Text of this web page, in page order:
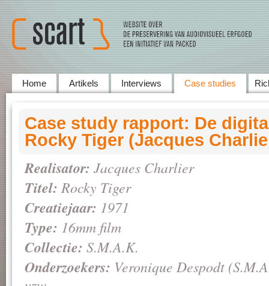
Home Artikels Interviews Case studies
Case study rapport: De
Rocky Tiger (Jacques
Realisator: Jacques Charlier
Titel: Rocky Tiger
Creatiejaar: 1971
Type: 16mm film
Collectie: S.M.A.K.
Onderzoekers: Veronique Despodt